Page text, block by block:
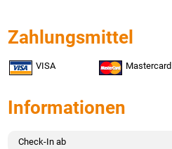
Zahlungsmittel
VISA Mastercard
Informationen
Check-In ab